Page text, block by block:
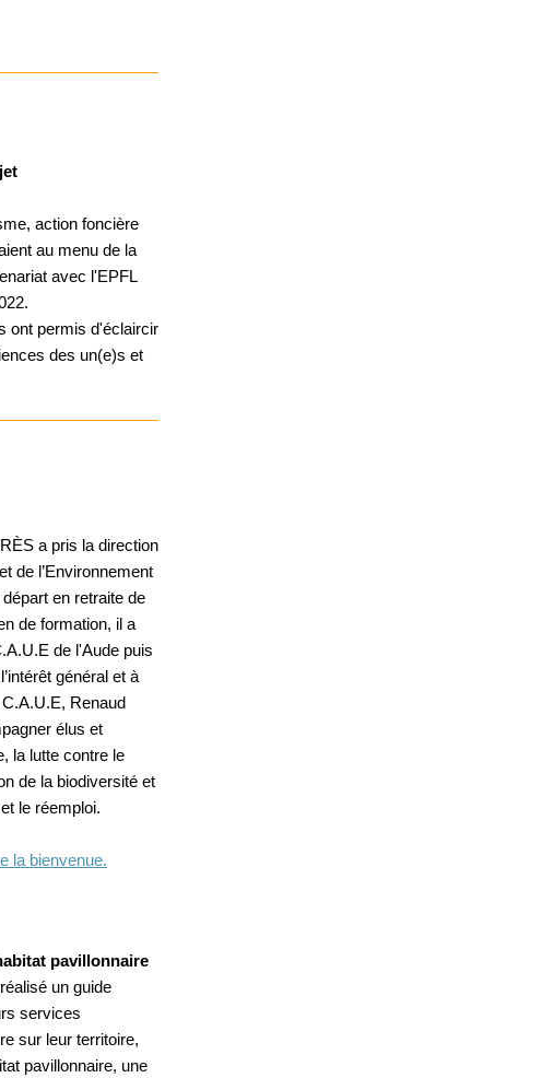
action foncière
au menu de la
avec l'EPFL
ont permis d'éclaircir
des un(e)s et
a pris la direction
de l’Environnement
en retraite de
de formation, il a
de l'Aude puis
général et à
Renaud
élus et
la lutte contre le
de la biodiversité et
le réemploi.
la bienvenue.
pavillonnaire
un guide
services
sur leur territoire,
pavillonnaire, une